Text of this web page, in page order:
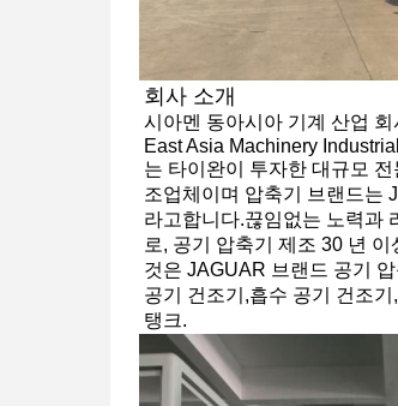
회사 소개
시아멘 동아시아 기계 산업
East Asia Machinery
는 타이완이 투자한 대규모 전
조업체이며 압축기 브랜드는
라고합니다.끊임없는 노력과
로, 공기 압축기 제조 30 년 이
것은 JAGUAR 브랜드 공기
공기 건조기,흡수 공기 건조기,
탱크.